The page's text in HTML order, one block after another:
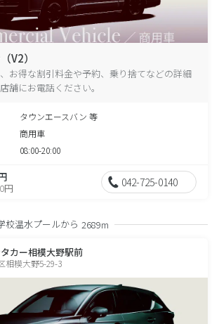
V2）
お得な割引料金や予約、乗り捨てなどの詳細
舗にお電話ください。
タウンエースバン 等
商用車
08:00-20:00
円 042-725-0140
温水プールから 2689m
カー相模大野駅前
相模大野5-29-3